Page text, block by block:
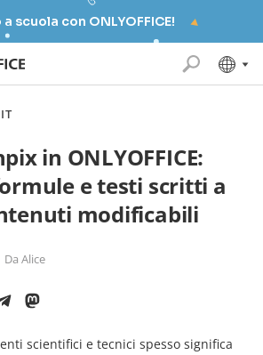
scuola con ONLYOFFICE!
in ONLYOFFICE:
e testi scritti a
modificabili
Da Alice
scientifici e tecnici spesso significa